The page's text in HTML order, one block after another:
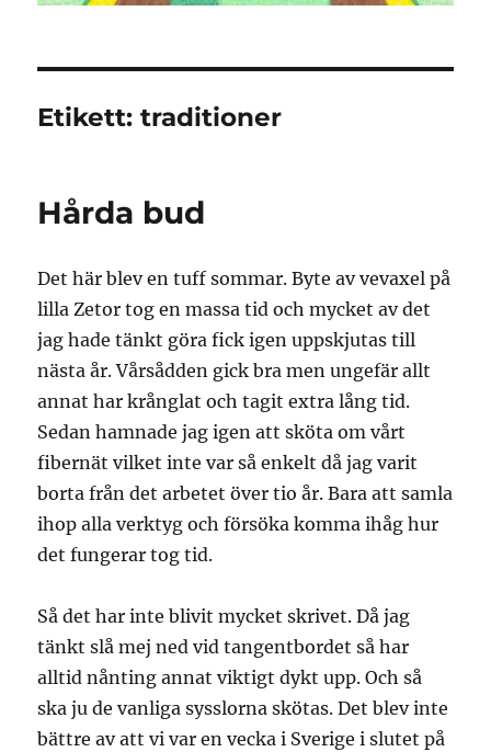
Etikett:traditioner
Hårda bud
Det här blev en tuff sommar. Byte av vevaxel på
lilla Zetor tog en massa tid och mycket av det
jag hade tänkt göra fick igen uppskjutas till
nästa år. Vårsådden gick bra men ungefär allt
annat har krånglat och tagit extra lång tid.
Sedan hamnade jag igen att sköta om vårt
fibernät vilket inte var så enkelt då jag varit
borta från det arbetet över tio år. Bara att samla
ihop alla verktyg och försöka komma ihåg hur
det fungerar tog tid.
Så det har inte blivit mycket skrivet. Då jag
tänkt slå mej ned vid tangentbordet så har
alltid nånting annat viktigt dykt upp. Och så
ska ju de vanliga sysslorna skötas. Det blev inte
bättre av att vi var en vecka i Sverige i slutet på